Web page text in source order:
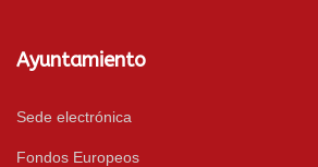
Ayuntamiento
Sede electrónica
Fondos Europeos